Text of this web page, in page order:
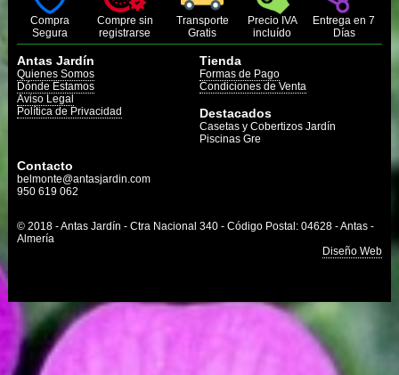
Compra
Segura
Compre sin
registrarse
Transporte
Gratis
Precio IVA
incluído
Entrega en 7
Días
Antas Jardín
Quienes Somos
Dónde Estamos
Aviso Legal
Política de Privacidad
Tienda
Formas de Pago
Condiciones de Venta
Destacados
Casetas y Cobertizos Jardín
Piscinas Gre
Contacto
belmonte@antasjardin.com
950 619 062
© 2018 - Antas Jardín - Ctra Nacional 340 - Código Postal: 04628 - Antas -
Almería
Diseño Web